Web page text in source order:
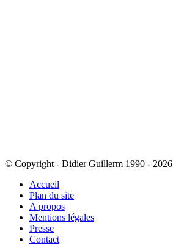
© Copyright - Didier Guillerm 1990 - 2026
Accueil
Plan du site
A propos
Mentions légales
Presse
Contact